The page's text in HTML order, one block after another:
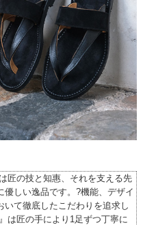
匠の技と知惠、それを支える先
優しい逸品です。?機能、デザイ
いて徹底したこだわりを追求し
は匠の手により1足ずつ丁寧に